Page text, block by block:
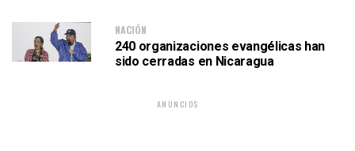
NACIÓN
240 organizaciones evangélicas han
sido cerradas en Nicaragua
ANUNCIOS